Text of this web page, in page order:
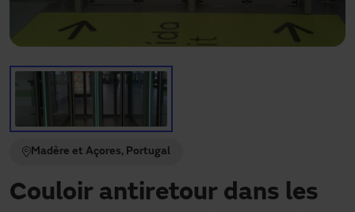
Téléchargements
Madère et Açores, Portugal
Couloir antiretour dans les